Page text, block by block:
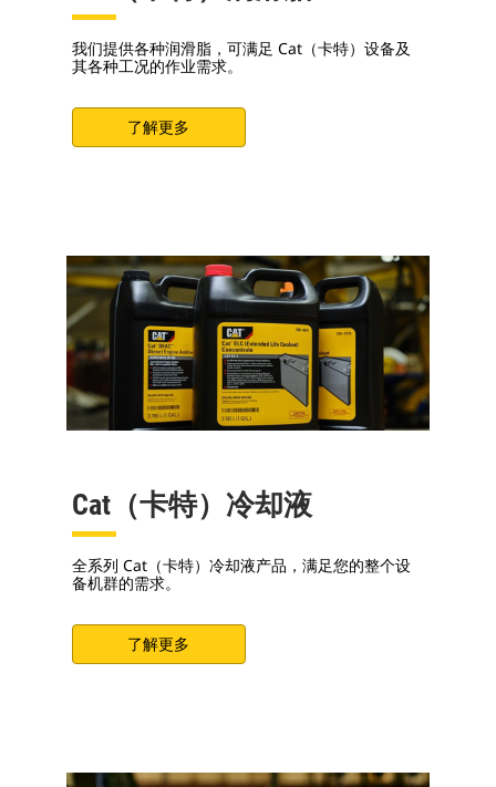
我们提供各种润滑脂，可满足 Cat（卡特）设备及
其各种工况的作业需求。
了解更多
Cat（卡特）冷却液
全系列 Cat（卡特）冷却液产品，满足您的整个设
备机群的需求。
了解更多